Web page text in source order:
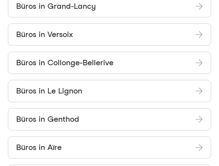
Büros in Grand-Lancy
Büros in Versoix
Büros in Collonge-Bellerive
Büros in Le Lignon
Büros in Genthod
Büros in Aïre